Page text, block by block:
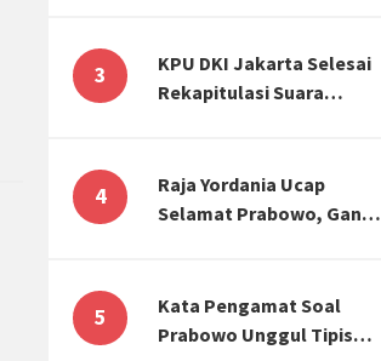
3
KPU DKI Jakarta Selesai
Rekapitulasi Suara
Ganjar
4
Raja Yordania Ucap
Selamat Prabowo, Ganjar
3 NEWS]
5
Kata Pengamat Soal
Prabowo Unggul Tipis